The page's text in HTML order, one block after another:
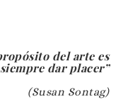
del arte es
siempre dar placer”
(Susan Sontag)